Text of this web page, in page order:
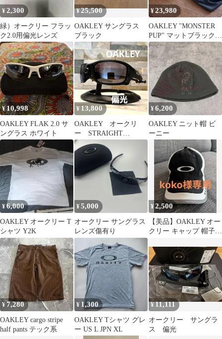
¥2,300
緑）オークリー フラッ
ク2.0用偏光レンズ
¥25,500
OAKLEY サングラス
ブラック
¥23,980
OAKLEY "MONSTER
PUP" マットブラック
05-040 廃盤
¥10,998
OAKLEY FLAK 2.0 サ
ングラス ホワイト
¥ 13,800
OAKLEY オークリ
ー STRAIGHT
LINK ストレートリン
ク 偏光
¥6,200
OAKLEY ニット帽 ビ
ーニー
¥6,000
OAKLEY オークリー T
シャツ Y2K
¥5,000
オークリー サングラス
レンズ傷有り
¥2,500
【美品】OAKLEY オー
クリー キャップ 帽子
100%
¥7,280
OAKLEY cargo stripe
half pants テック系
¥ 1,300
OAKLEY Tシャツ グレ
ー US L JPN XL
¥11,111
オークリー サングラ
ス 偏光